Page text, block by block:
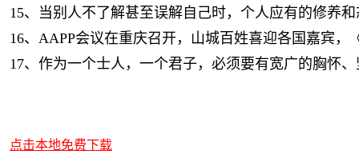
15、当别人不了解甚至误解自己时，个人应有的修养
16、AAPP会议在重庆召开，山城百姓喜迎各国嘉宾
17、作为一个士人，一个君子，必须要有宽广的胸怀
点击本地免费下载